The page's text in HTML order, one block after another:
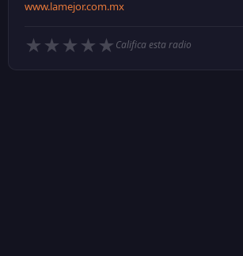
www.lamejor.com.mx
★ ★ ★ ★ ★ Califica esta radio